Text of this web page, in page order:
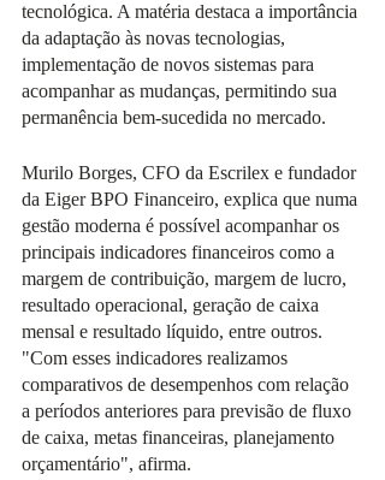
tecnológica. A matéria destaca a importância
da adaptação às novas tecnologias,
implementação de novos sistemas para
acompanhar as mudanças, permitindo sua
permanência bem-sucedida no mercado.
Murilo Borges, CFO da Escrilex e fundador
da Eiger BPO Financeiro, explica que numa
gestão moderna é possível acompanhar os
principais indicadores financeiros como a
margem de contribuição, margem de lucro,
resultado operacional, geração de caixa
mensal e resultado líquido, entre outros.
"Com esses indicadores realizamos
comparativos de desempenhos com relação
a períodos anteriores para previsão de fluxo
de caixa, metas financeiras, planejamento
orçamentário", afirma.